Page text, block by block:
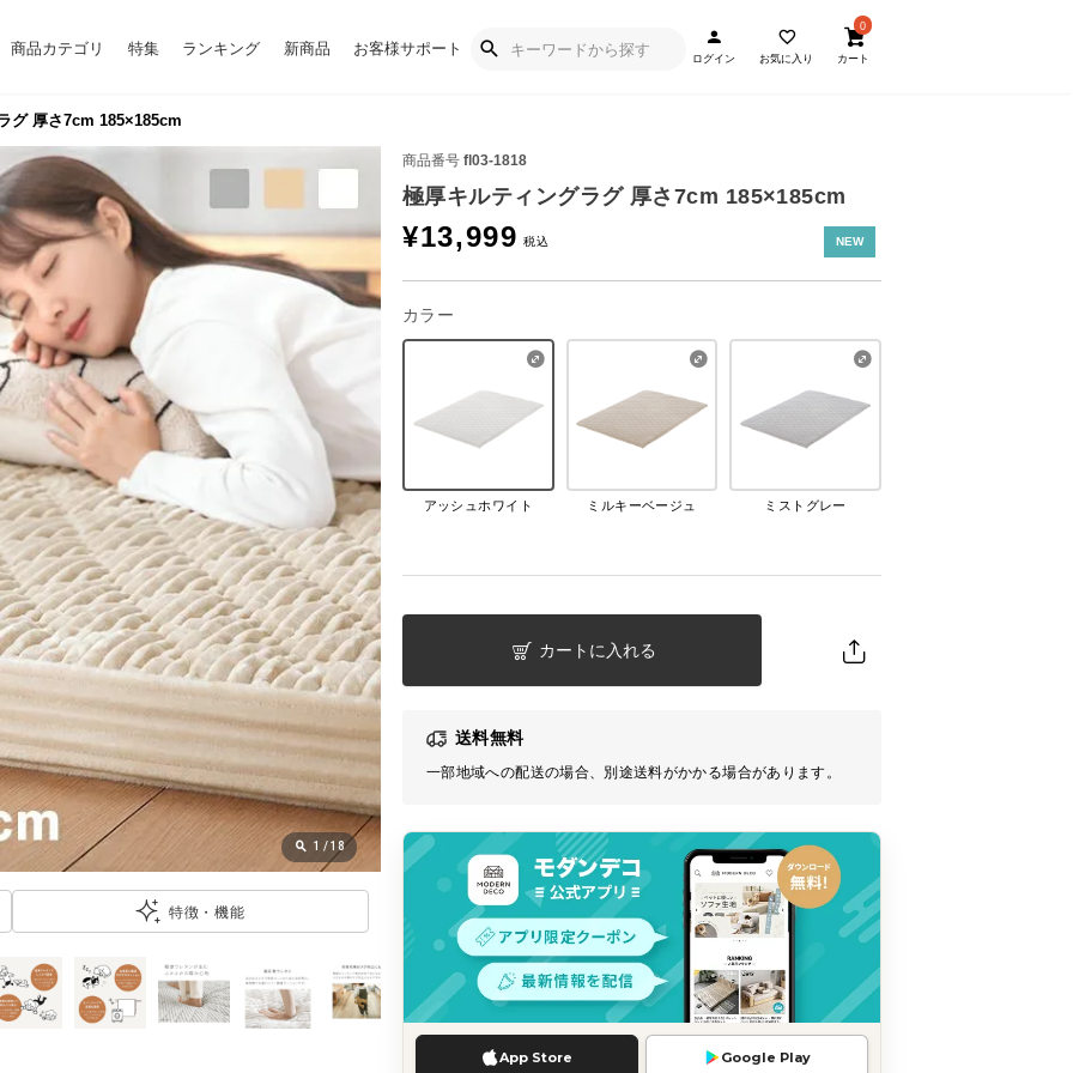
商品カテゴリ 特集 ランキング 新商品 お客様サポート
ログイン お気に入り
0
カート
グ 厚さ7cm 185×185cm
商品番号 fl03-1818
極厚キルティングラグ 厚さ7cm 185×185cm
¥13,999 NEW
カラー
アッシュホワイト ミルキーベージュ ミストグレー
カートに入れる
送料無料
一部地域への配送の場合、別途送料がかかる場合があります。
App Store Google Play
1 /18
特徴・機能